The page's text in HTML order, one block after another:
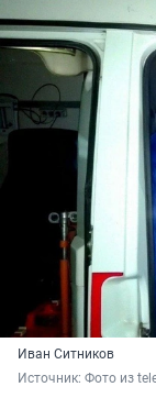
Иван Ситников
Источник: Фото из